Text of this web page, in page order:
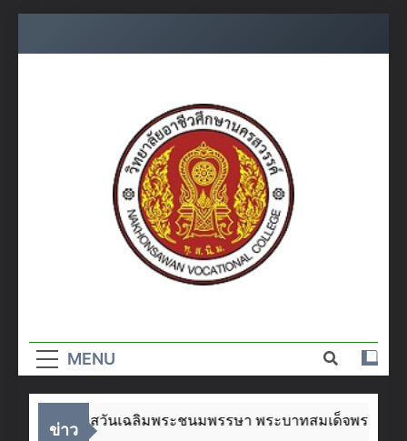
อาชีวศึกษา
นครสวรรค์
MENU
ข่าว
งในโอกาสวันเฉลิมพระชนมพรรษา พระบาทสมเด็จพระเจ้าอยู่